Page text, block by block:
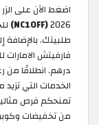
اضغط الآن على
2026
(NC10FF)
طلبيتك.
درهم. انطلاقًا من
الخدمات التي
تمنحكم فرص
من تخفيضات